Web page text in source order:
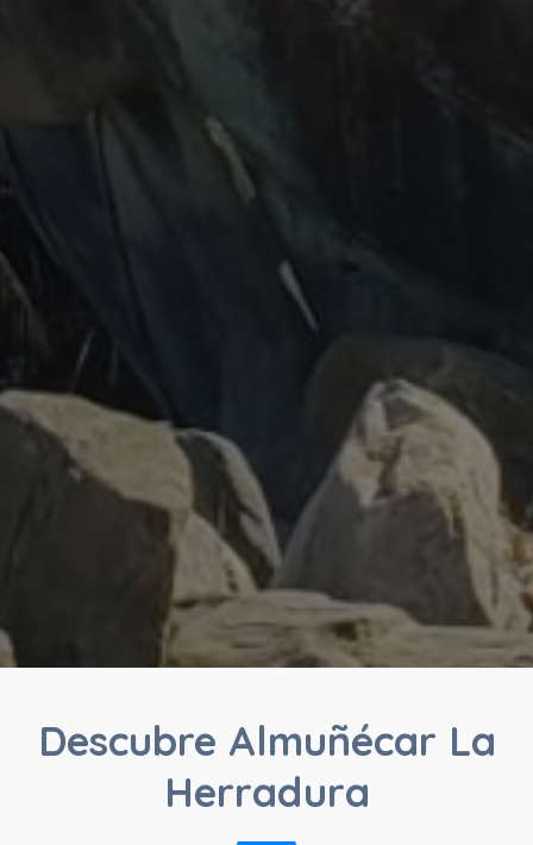
Descubre Almuñécar La
Herradura